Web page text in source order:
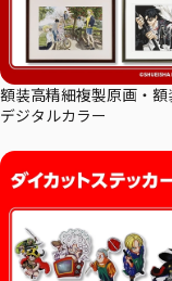
額装高精細複製原画・
デジタルカラー